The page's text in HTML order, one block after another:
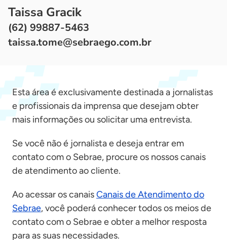
Taissa Gracik
(62) 99887-5463
taissa.tome@sebraego.com.br
Esta área é exclusivamente destinada a jornalistas
e profissionais da imprensa que desejam obter
mais informações ou solicitar uma entrevista.
Se você não é jornalista e deseja entrar em
contato com o Sebrae, procure os nossos canais
de atendimento ao cliente.
Ao acessar os canaisCanais de Atendimento do
Sebrae, você poderá conhecer todos os meios de
contato com o Sebrae e obter a melhor resposta
para as suas necessidades.